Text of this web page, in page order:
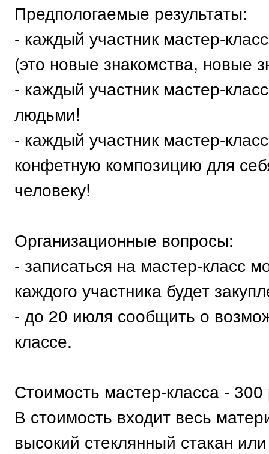
Предпологаемые результаты:
- каждый участник мастер-
(это новые знакомства, новые
- каждый участник мастер-
людьми!
- каждый участник мастер-
конфетную композицию для
человеку!
Организационные вопросы:
- записаться на мастер-класс
каждого участника будет
- до 20 июля сообщить о
классе.
Стоимость мастер-класса - 300
В стоимость входит весь
высокий стеклянный стакан